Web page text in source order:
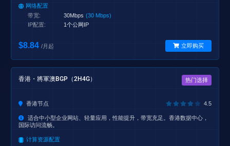
网络配置
带宽:
30Mbps (30 Mbps)
IP配置:
1个公网IP
$8.84 /月起 立即购买
香港・將軍澳BGP（2H4G） 热门选择
香港节点 4.5
适合中小型企业网站、轻量应用，性能提升，带宽充足。香港数据中心，
国际访问流畅。
计算资源配置